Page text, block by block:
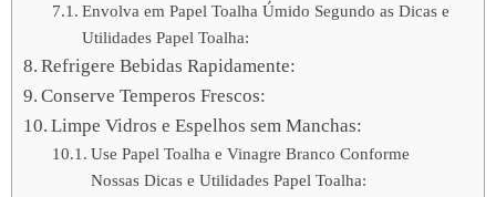
Envolva em Papel Toalha Úmido Segundo as Dicas e
Utilidades Papel Toalha:
Refrigere Bebidas Rapidamente:
Conserve Temperos Frescos:
Limpe Vidros e Espelhos sem Manchas:
Use Papel Toalha e Vinagre Branco Conforme
Nossas Dicas e Utilidades Papel Toalha: